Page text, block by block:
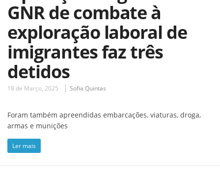
GNR de combate à
exploração laboral de
imigrantes faz três
detidos
18 de Março, 2025 Sofia Quintas
Foram também apreendidas embarcações, viaturas, droga,
armas e munições
Ler mais